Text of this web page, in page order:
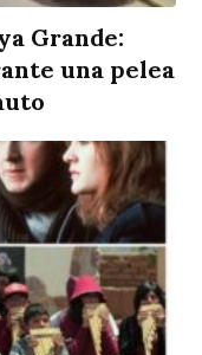
Grande:
una pelea